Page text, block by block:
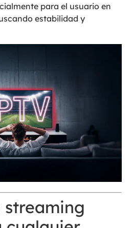
para el usuario en
estabilidad y
streaming